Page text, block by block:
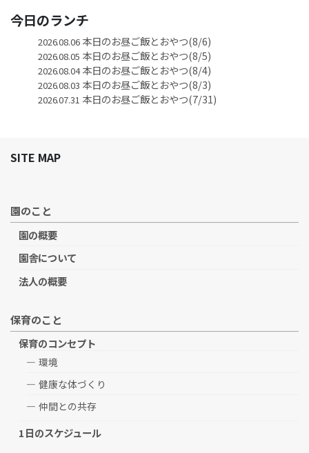
今日のランチ
2026.08.06本日のお昼ご飯とおやつ(8/6)
2026.08.05 本日のお昼ご飯とおやつ(8/5)
2026.08.04本日のお昼ご飯とおやつ(8/4)
2026.08.03 本日のお昼ご飯とおやつ(8/3)
2026.07.31 本日のお昼ご飯とおやつ(7/31)
SITE MAP
園のこと
園の概要
園舎について
法人の概要
保育のこと
保育のコンセプト
環境
健康な体づくり
仲間との共存
1日のスケジュール